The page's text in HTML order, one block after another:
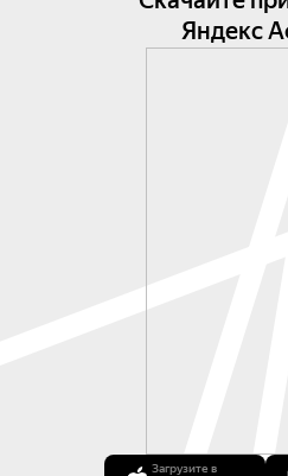
Яндекс
Загрузите в